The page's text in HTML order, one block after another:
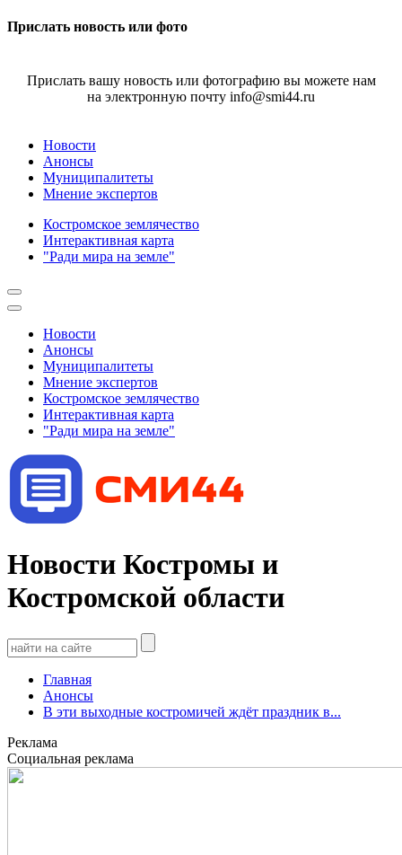
Прислать новость или фото
Прислать вашу новость или фотографию вы можете нам
на электронную почту info@smi44.ru
Новости
Анонсы
Муниципалитеты
Мнение экспертов
Костромское землячество
Интерактивная карта
"Ради мира на земле"
Новости
Анонсы
Муниципалитеты
Мнение экспертов
Костромское землячество
Интерактивная карта
"Ради мира на земле"
Новости Костромы и
Костромской области
Главная
Анонсы
В эти выходные костромичей ждёт праздник в...
Реклама
Социальная реклама